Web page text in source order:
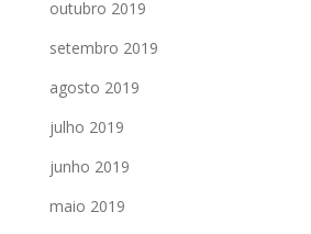
outubro 2019
setembro 2019
agosto 2019
julho 2019
junho 2019
maio 2019